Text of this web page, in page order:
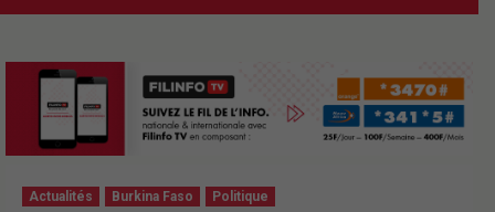
Actualités Burkina Faso Politique